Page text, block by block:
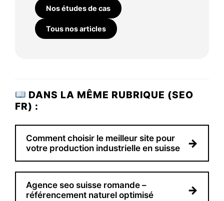
Nos études de cas
Tous nos articles
DANS LA MÊME RUBRIQUE (SEO
FR) :
Comment choisir le meilleur site pour
votre production industrielle en suisse
→
Agence seo suisse romande –
référencement naturel optimisé
→